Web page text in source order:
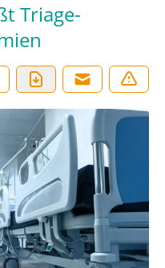
Triage-